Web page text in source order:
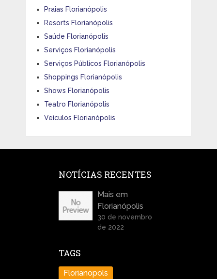
Praias Florianópolis
Resorts Florianópolis
Saúde Florianópolis
Serviços Florianópolis
Serviços Públicos Florianópolis
Shoppings Florianópolis
Shows Florianópolis
Teatro Florianópolis
Veículos Florianópolis
NOTÍCIAS RECENTES
Mais em
Florianópolis
30 de novembro
de 2022
TAGS
Florianopols